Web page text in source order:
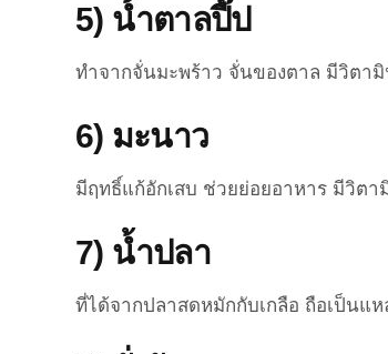
5) น้ำตาลปี๊ป
ทำจากจั่นมะพร้าว จั่นของตาล มีวิตา
6) มะนาว
มีฤทธิ์แก้อักเสบ ช่วยย่อยอาหาร มีวิต
7) น้ำปลา
ที่ได้จากปลาสดหมักกับเกลือ ถือเป็นแ